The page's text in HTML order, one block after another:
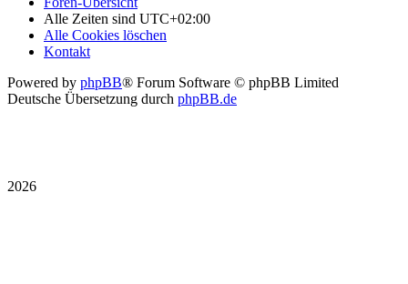
Alle Zeiten sind UTC+02:00
Alle Cookies löschen
Kontakt
Powered by phpBB® Forum Software © phpBB Limited
Deutsche Übersetzung durch phpBB.de
2026